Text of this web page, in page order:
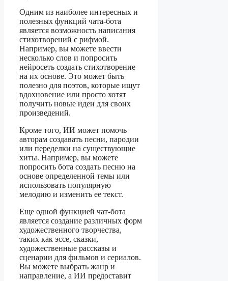
Одним из наиболее интересных и
полезных функций чата-бота
является возможность написания
стихотворений с рифмой.
Например, вы можете ввести
несколько слов и попросить
нейросеть создать стихотворение
на их основе. Это может быть
полезно для поэтов, которые ищут
вдохновение или просто хотят
получить новые идеи для своих
произведений.
Кроме того, ИИ может помочь
авторам создавать песни, пародии
или переделки на существующие
хиты. Например, вы можете
попросить бота создать песню на
основе определенной темы или
использовать популярную
мелодию и изменить ее текст.
Еще одной функцией чат-бота
является создание различных форм
художественного творчества,
таких как эссе, сказки,
художественные рассказы и
сценарии для фильмов и сериалов.
Вы можете выбрать жанр и
направление, а ИИ предоставит